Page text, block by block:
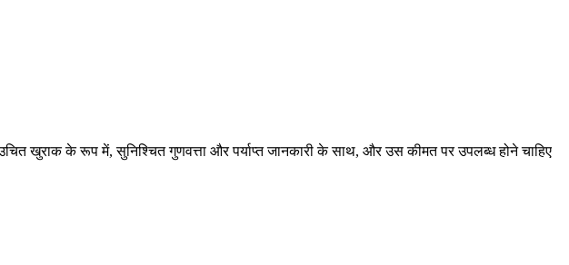
खुराक के रूप में, सुनिश्चित गुणवत्ता और पर्याप्त जानकारी के साथ, और उस कीमत पर उपलब्ध होने चाहिए